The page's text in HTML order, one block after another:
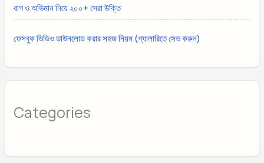
রাগ ও অভিমান নিয়ে ২০০+ সেরা উক্তি
ফেসবুক ভিডিও ডাউনলোড করার সহজ নিয়ম (গ্যালারিতে সেভ করুন)
Categories